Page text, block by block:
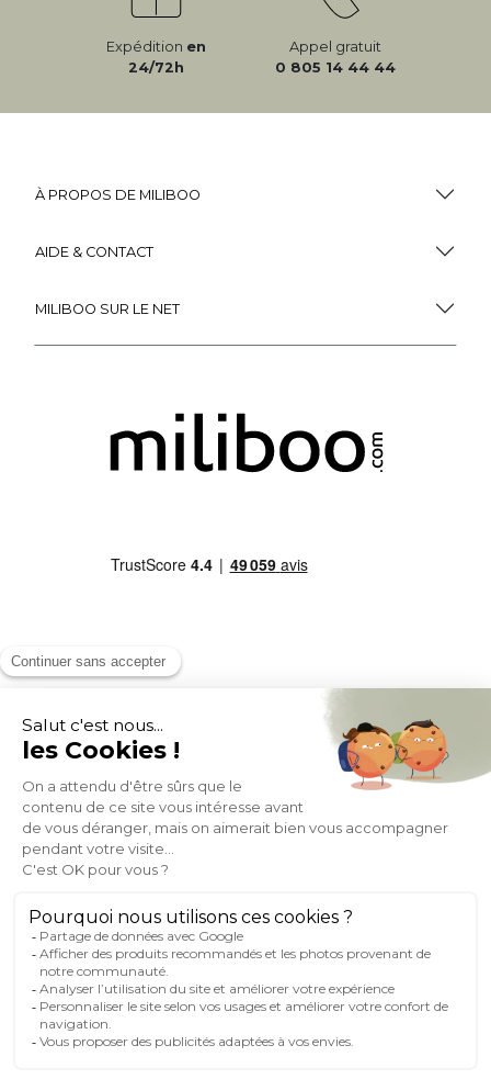
Expédition en
24/72h
Appel gratuit
0 805 14 44 44
À PROPOS DE MILIBOO
AIDE & CONTACT
MILIBOO SUR LE NET
MOYENS DE PAIEMENT
FRANCE